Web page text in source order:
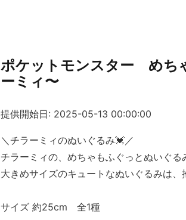
ポケットモンスター めち
ーミィ〜
提供開始日: 2025-05-13 00:00:00
＼チラーミィのぬいぐるみ💓／
チラーミィの、めちゃもふぐっとぬいぐる
大きめサイズのキュートなぬいぐるみは、
サイズ 約25cm 全1種